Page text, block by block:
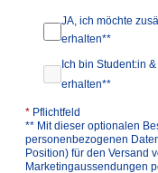
JA, ich möchte
erhalten**
Ich bin Student:in
erhalten**
* Pflichtfeld
** Mit dieser optionalen
personenbezogenen
Position) für den Versand
Marketingaussendungen